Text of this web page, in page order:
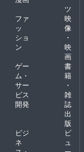
ツ
ファ
ッ
ショ
ン
映
像
・
映
画
ゲー
ム・
サー
ビス
開発
書
籍
・
雑
誌
出
版
ビジ
ネ
ビ
ュ